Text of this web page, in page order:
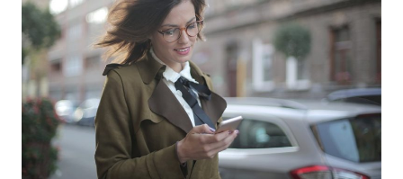
Werkwijze
Diensten
Casussen
OverMetFred